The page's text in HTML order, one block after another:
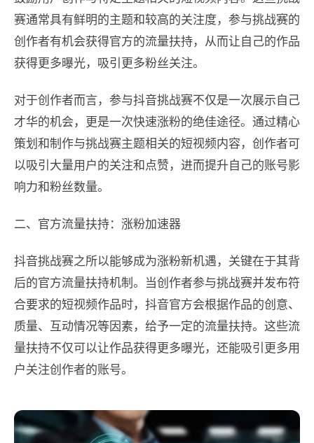
赛通常具有鲜明的主题和较高的关注度，参与挑战赛的
创作者有机会获得官方的流量扶持，从而让自己的作品
获得更多曝光，吸引更多粉丝关注。
对于创作者而言，参与抖音挑战赛不仅是一次展示自己
才华的机会，更是一次快速涨粉的绝佳途径。通过精心
策划和制作与挑战赛主题相关的短视频内容，创作者可
以吸引大量用户的关注和点赞，进而提升自己的账号影
响力和粉丝数量。
二、官方流量扶持：涨粉加速器
抖音挑战赛之所以能够成为涨粉新机遇，关键在于其背
后的官方流量扶持机制。当创作者参与挑战赛并发布符
合要求的短视频作品时，抖音官方会根据作品的创意、
质量、互动情况等因素，给予一定的流量扶持。这些流
量扶持不仅可以让作品获得更多曝光，还能吸引更多用
户关注创作者的账号。